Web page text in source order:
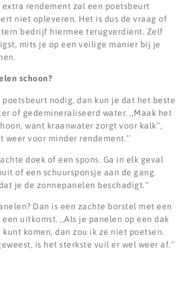
rendement zal een poetsbeurt
niet opleveren. Het is dus de vraag of
bedrijf hiermee terugverdient. Zelf
mits je op een veilige manier bij je
schoon?
nodig, dan kun je dat het beste
of gedemineraliseerd water. ,,Maak het
want kraanwater zorgt voor kalk’’,
weer voor minder rendement.’’
doek of een spons. Ga in elk geval
of een schuursponsje aan de gang.
je de zonnepanelen beschadigt.’’
Dan is een zachte borstel met een
uitkomst. ,,Als je panelen op een dak
komen, dan zou ik ze niet poetsen.
is het sterkste vuil er wel weer af.’’